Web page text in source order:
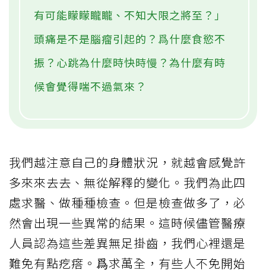
有可能矇矇矓矓、不知大限之將至？」
頭痛是不是腦瘤引起的？爲什麼食慾不
振？心跳為什麼時快時慢？為什麼有時
候會覺得喘不過氣來？
我們越注意自己的身體狀況，就越會感覺許
多來來去去、無從解釋的變化。我們為此四
處求醫、做種種檢查。但是檢查做多了，必
然會出現一些異常的結果。這時候儘管醫療
人員認為這些差異無足掛齒，我們心裡還是
難免有點疙瘩。爲求萬全，有些人不免開始